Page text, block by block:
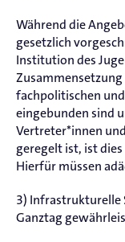
Während die
gesetzlich
Institution des
fachpolitischen
eingebunden sind
Vertreter*innen
geregelt ist, ist
Hierfür müssen
3) Infrastrukturelle
Ganztag